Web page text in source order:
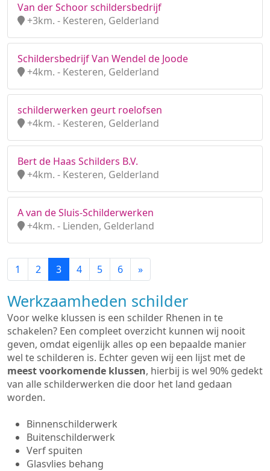
Van der Schoor schildersbedrijf
+3km. - Kesteren, Gelderland
Schildersbedrijf Van Wendel de Joode
+4km. - Kesteren, Gelderland
schilderwerken geurt roelofsen
+4km. - Kesteren, Gelderland
Bert de Haas Schilders B.V.
+4km. - Kesteren, Gelderland
A van de Sluis-Schilderwerken
+4km. - Lienden, Gelderland
1 2 3 4 5 6 »
Werkzaamheden schilder
Voor welke klussen is een schilder Rhenen in te
schakelen? Een compleet overzicht kunnen wij nooit
geven, omdat eigenlijk alles op een bepaalde manier
wel te schilderen is. Echter geven wij een lijst met de
meest voorkomende klussen, hierbij is wel 90% gedekt
van alle schilderwerken die door het land gedaan
worden.
Binnenschilderwerk
Buitenschilderwerk
Verf spuiten
Glasvlies behang